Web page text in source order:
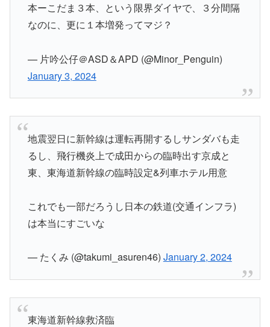
本ーこだま３本、という限界ダイヤで、３分間隔
なのに、更に１本増発ってマジ？
— 片吟公仔＠ASD＆APD (@Minor_Penguin)
January 3, 2024
地震翌日に新幹線は運転再開するしサンダバも走
るし、飛行機炎上で成田からの臨時出す京成と
東、東海道新幹線の臨時設定&列車ホテル用意
これでも一部だろうし日本の鉄道(交通インフラ)
は本当にすごいな
— たくみ (@takumi_asuren46) January 2, 2024
東海道新幹線救済臨